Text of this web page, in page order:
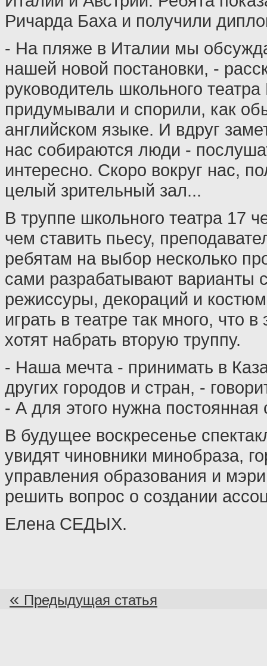
Ричарда Баха и получили
- На пляже в Италии мы
нашей новой постановки, -
руководитель школьного
придумывали и спорили, как
английском языке. И вдруг
нас собираются люди -
интересно. Скоро вокруг нас,
целый зрительный зал...
В труппе школьного театра 17
чем ставить пьесу,
ребятам на выбор несколько
сами разрабатывают варианты
режиссуры, декораций и
играть в театре так много, что
хотят набрать вторую труппу.
- Наша мечта - принимать в
других городов и стран, -
- А для этого нужна постоянная
В будущее воскресенье
увидят чиновники минобраза,
управления образования и
решить вопрос о создании
Елена СЕДЫХ.
« Предыдущая статья